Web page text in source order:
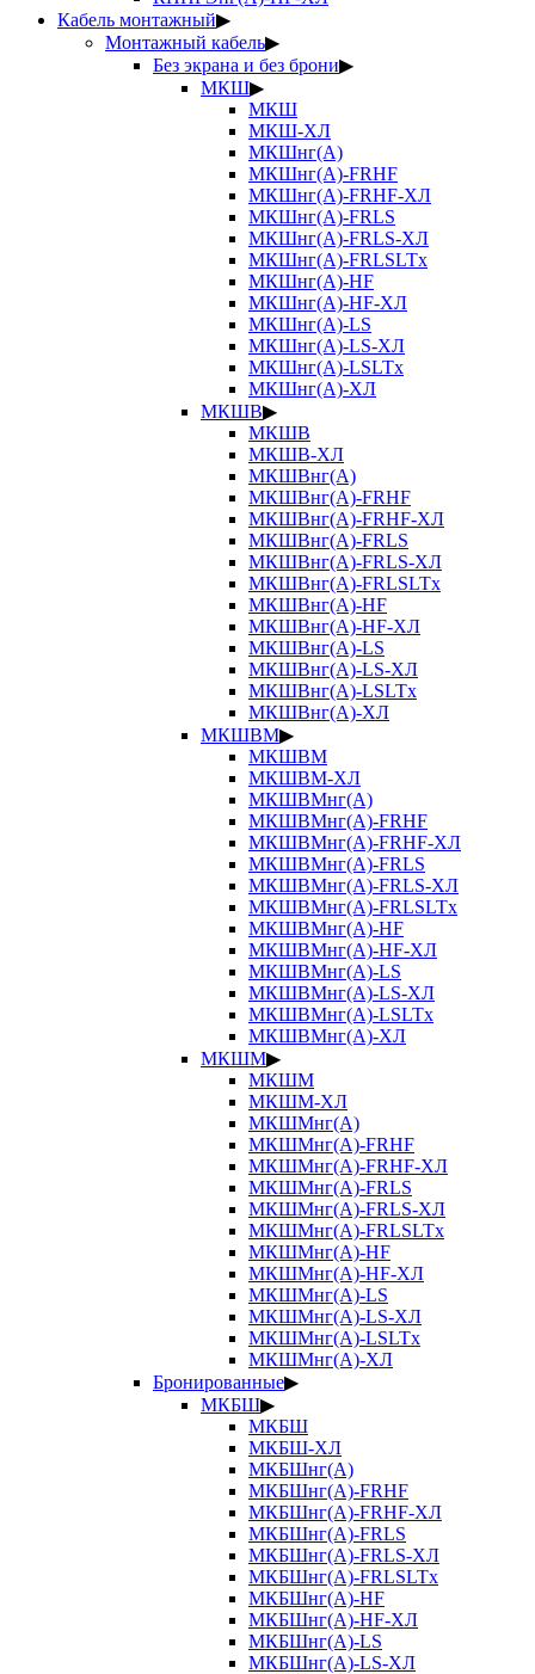
Кабель монтажный▶
Монтажный кабель▶
Без экрана и без брони▶
МКШ▶
МКШ
МКШ-ХЛ
МКШнг(А)
МКШнг(А)-FRHF
МКШнг(А)-FRHF-ХЛ
МКШнг(А)-FRLS
МКШнг(А)-FRLS-ХЛ
МКШнг(А)-FRLSLTx
МКШнг(А)-HF
МКШнг(А)-HF-ХЛ
МКШнг(А)-LS
МКШнг(А)-LS-ХЛ
МКШнг(А)-LSLTx
МКШнг(А)-ХЛ
МКШВ▶
МКШВ
МКШВ-ХЛ
МКШВнг(А)
МКШВнг(А)-FRHF
МКШВнг(А)-FRHF-ХЛ
МКШВнг(А)-FRLS
МКШВнг(А)-FRLS-ХЛ
МКШВнг(А)-FRLSLTx
МКШВнг(А)-HF
МКШВнг(А)-HF-ХЛ
МКШВнг(А)-LS
МКШВнг(А)-LS-ХЛ
МКШВнг(А)-LSLTx
МКШВнг(А)-ХЛ
МКШВМ▶
МКШВМ
МКШВМ-ХЛ
МКШВМнг(А)
МКШВМнг(А)-FRHF
МКШВМнг(А)-FRHF-ХЛ
МКШВМнг(А)-FRLS
МКШВМнг(А)-FRLS-ХЛ
МКШВМнг(А)-FRLSLTx
МКШВМнг(А)-HF
МКШВМнг(А)-HF-ХЛ
МКШВМнг(А)-LS
МКШВМнг(А)-LS-ХЛ
МКШВМнг(А)-LSLTx
МКШВМнг(А)-ХЛ
МКШМ▶
МКШМ
МКШМ-ХЛ
МКШМнг(А)
МКШМнг(А)-FRHF
МКШМнг(А)-FRHF-ХЛ
МКШМнг(А)-FRLS
МКШМнг(А)-FRLS-ХЛ
МКШМнг(А)-FRLSLTx
МКШМнг(А)-HF
МКШМнг(А)-HF-ХЛ
МКШМнг(А)-LS
МКШМнг(А)-LS-ХЛ
МКШМнг(А)-LSLTx
МКШМнг(А)-ХЛ
Бронированные▶
МКБШ▶
МКБШ
МКБШ-ХЛ
МКБШнг(А)
МКБШнг(А)-FRHF
МКБШнг(А)-FRHF-ХЛ
МКБШнг(А)-FRLS
МКБШнг(А)-FRLS-ХЛ
МКБШнг(А)-FRLSLTx
МКБШнг(А)-HF
МКБШнг(А)-HF-ХЛ
МКБШнг(А)-LS
МКБШнг(А)-LS-ХЛ